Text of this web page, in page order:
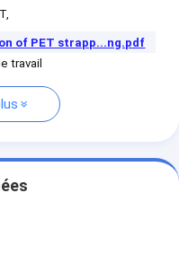
of PET strapp...ng.pdf
travail